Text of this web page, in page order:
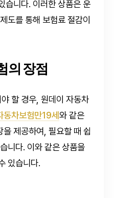
습니다. 이러한 상품은 운
도를 통해 보험료 절감이
의 장점
할 경우, 원데이 자동차
동차보험만19세와 같은
제공하여, 필요할 때 쉽
니다. 이와 같은 상품을
있습니다.